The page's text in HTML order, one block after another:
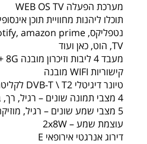
LED
דגם
KDE43NR314ANTS
מערכת הפעלה WEB OS TV
תוכלו ליהנות מחוויית תוכן
TV, הוט, כאן ועוד
מעבד 4 ליבות וזיכרון מובנה 1.5G + 8G
קישוריות WIFI מובנה
טיונר דיגיטלי DVB-T \ T2 לקליטת שידורי עידן פלוס
4 מצבי תמונה שונים – רגיל, רך, בהיר, משתמש
5 מצבי שמע שונים – רגיל, מוזיקה, סרט, תנועה, משתמש
עוצמת שמע – 2x8W
דירוג אנרגטי אירופאי E